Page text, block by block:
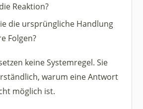
Reaktion?
die ursprüngliche Handlung
Folgen?
keine Systemregel. Sie
warum eine Antwort
möglich ist.